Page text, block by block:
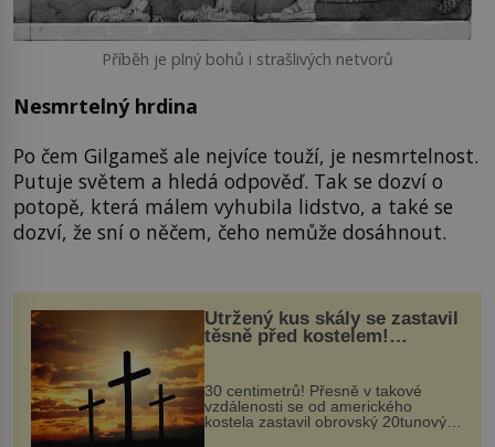
Příběh je plný bohů i strašlivých netvorů
Nesmrtelný hrdina
Po čem Gilgameš ale nejvíce touží, je nesmrtelnost.
Putuje světem a hledá odpověď. Tak se dozví o
potopě, která málem vyhubila lidstvo, a také se
dozví, že sní o něčem, čeho nemůže dosáhnout.
Utržený kus skály se zastavil
těsně před kostelem!
Ochránila ho boží síla?
30 centimetrů! Přesně v takové
vzdálenosti se od amerického
kostela zastavil obrovský 20tunový